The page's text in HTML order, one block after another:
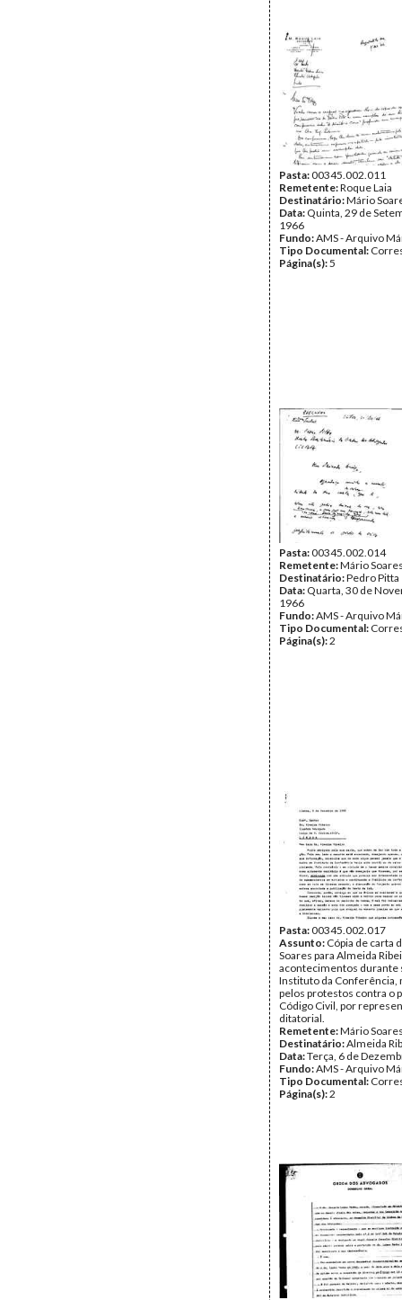
Pasta:00345.002.011
Remetente:Roque Laia
Destinatário:Mário
Data: Quinta, 29 de
1966
Fundo:AMS - Arquivo
Tipo Documental:
Página(s):5
Pasta:00345.002.014
Remetente:Mário
Destinatário:Pedro Pitta
Data: Quarta, 30 de
1966
Fundo:AMS - Arquivo
Tipo Documental:
Página(s):2
Pasta:00345.002.017
Assunto: Cópia de carta
Soares para Almeida
acontecimentos durante
Instituto da Conferência,
pelos protestos contra o
Código Civil, por
ditatorial.
Remetente:Mário
Destinatário:Almeida
Data:Terça, 6 de
Fundo:AMS - Arquivo
Tipo Documental:
Página(s):2